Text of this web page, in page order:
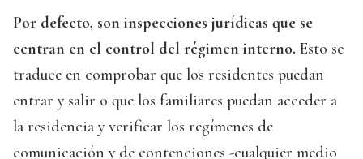
Por defecto, son inspecciones jurídicas que se
centran en el control del régimen interno. Esto se
traduce en comprobar que los residentes puedan
entrar y salir o que los familiares puedan acceder a
la residencia y verificar los regímenes de
comunicación y de contenciones -cualquier medio